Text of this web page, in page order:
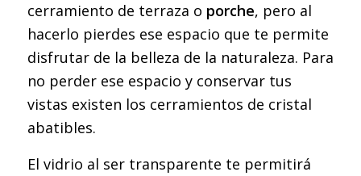
cerramiento de terraza o porche, pero al
hacerlo pierdes ese espacio que te permite
disfrutar de la belleza de la naturaleza. Para
no perder ese espacio y conservar tus
vistas existen los cerramientos de cristal
abatibles.
El vidrio al ser transparente te permitirá